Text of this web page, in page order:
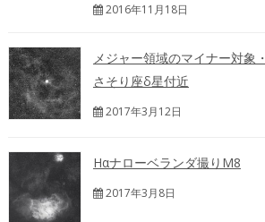
2016年11月18日
メジャー領域のマイナー対象・
さそり座δ星付近
2017年3月12日
Hαナローベランダ撮りM8
2017年3月8日